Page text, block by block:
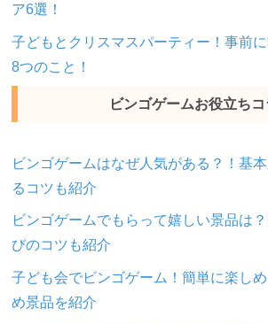
ア6選！
子どもとクリスマスパーティー！事前
8つのこと！
ビンゴゲームお役立ちコ
ビンゴゲームはなぜ人気がある？！基
るコツも紹介
ビンゴゲームでもらって嬉しい景品は
びのコツも紹介
子ども会でビンゴゲーム！簡単に楽し
め景品を紹介